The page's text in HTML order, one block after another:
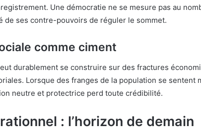
Une démocratie ne se mesure pas au
de ses contre-pouvoirs de réguler le sommet.
comme ciment
durablement se construire sur des fractures
Lorsque des franges de la population se sentent
neutre et protectrice perd toute crédibilité.
: l’horizon de demain